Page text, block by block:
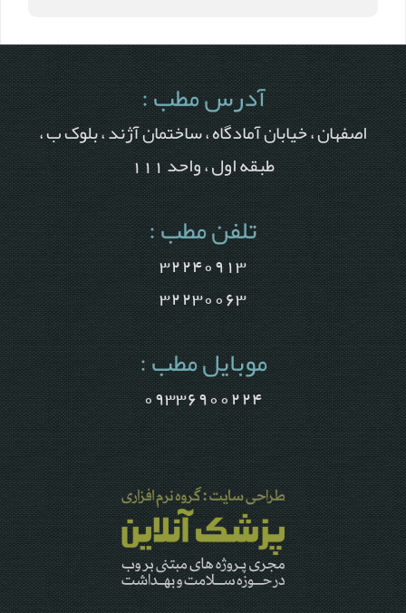
آدرس مطب :
اصفهان ، خیابان آمادگاه ، ساختمان آژند ، بلوک ب ،
طبقه اول ، واحد 111
تلفن مطب :
32240913
32230063
موبایل مطب :
09336900224